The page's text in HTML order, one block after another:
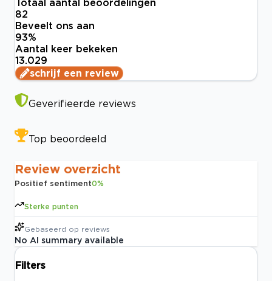
Totaal aantal beoordelingen
82
Beveelt ons aan
93%
Aantal keer bekeken
13.029
schrijf een review
Geverifieerde reviews
Top beoordeeld
Review overzicht
Positief sentiment0%
Sterke punten
Gebaseerd op reviews
No AI summary available
Filters